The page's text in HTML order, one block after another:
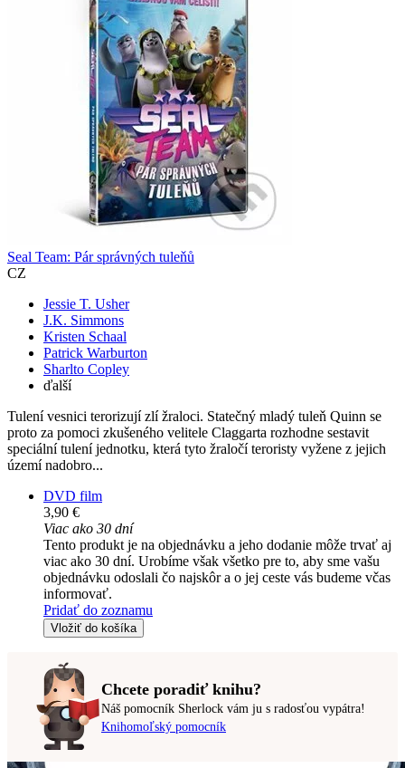
Seal Team: Pár správných tuleňů
CZ
Jessie T. Usher
J.K. Simmons
Kristen Schaal
Patrick Warburton
Sharlto Copley
ďalší
Tulení vesnici terorizují zlí žraloci. Statečný mladý tuleň Quinn se
proto za pomoci zkušeného velitele Claggarta rozhodne sestavit
speciální tulení jednotku, která tyto žraločí teroristy vyžene z jejich
území nadobro...
DVD film
3,90 €
Viac ako 30 dní
Tento produkt je na objednávku a jeho dodanie môže trvať aj
viac ako 30 dní. Urobíme však všetko pre to, aby sme vašu
objednávku odoslali čo najskôr a o jej ceste vás budeme včas
informovať.
Pridať do zoznamu
Vložiť do košíka
Chcete poradiť knihu?
Náš pomocník Sherlock vám ju s radosťou vypátra!
Knihomoľský pomocník